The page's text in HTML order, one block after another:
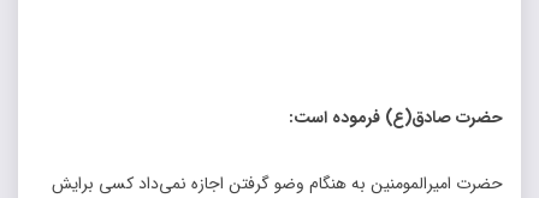
حضرت صادق(ع) فرموده است:
حضرت امیرالمومنین به هنگام وضو گرفتن اجازه نمی‌داد کسی برایش